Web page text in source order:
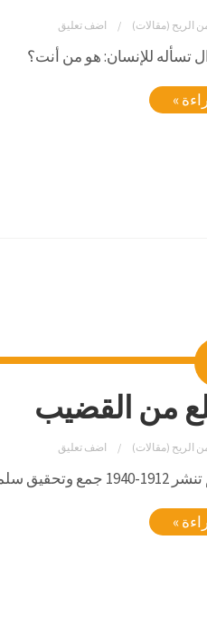
الريح (مقالات) اضف تعليق
تسأله للإنسان: هو من أنت؟
»
من القضيب
الريح (مقالات) اضف تعليق
»